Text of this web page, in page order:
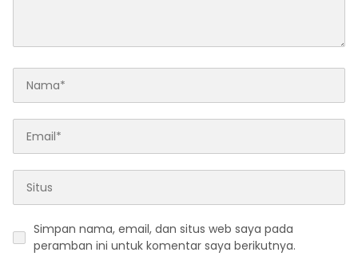
Simpan nama, email, dan situs web saya pada
peramban ini untuk komentar saya berikutnya.